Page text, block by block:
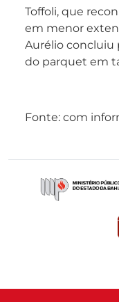
Toffoli, que
em menor
Aurélio concluiu
do parquet em
Fonte: com